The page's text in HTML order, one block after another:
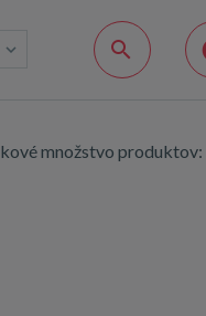
množstvo produktov: